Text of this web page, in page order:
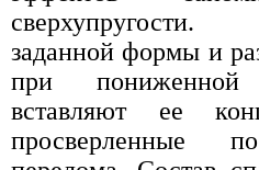
сверхупругости.
заданной формы и
при
вставляют ее
просверленные